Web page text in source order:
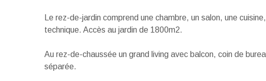
Le rez-de-jardin comprend une chambre, un salon, une
technique. Accès au jardin de 1800m2.
Au rez-de-chaussée un grand living avec balcon, coin de
séparée.